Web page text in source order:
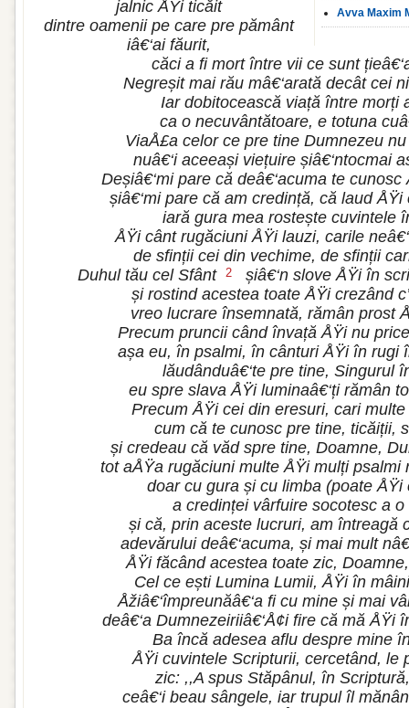
Avva Maxim
jalnic ÅŸi ticăit
dintre oamenii pe care pre pământ
iâ€‘ai făurit,
căci a fi mort între vii ce sunt
Negreșit mai rău mâ€‘arată decât cei
Iar dobitocească viață între morți
ca o necuvântătoare, e totuna
ViaÅ£a celor ce pre tine Dumnezeu
nuâ€‘i aceeași viețuire șiâ€‘ntocmai
Deșiâ€‘mi pare că deâ€‘acuma te
șiâ€‘mi pare că am credință, că laud
iară gura mea rostește cuvintele
ÅŸi cânt rugăciuni ÅŸi lauzi, carile
de sfinții cei din vechime, de sfinții
Duhul tău cel Sfânt
2
șiâ€‘n slove ÅŸi în
și rostind acestea toate ÅŸi crezând
vreo lucrare însemnată, rămân prost
Precum pruncii când învață ÅŸi nu
așa eu, în psalmi, în cânturi ÅŸi în rugi
lăudânduâ€‘te pre tine, Singurul
eu spre slava ÅŸi luminaâ€‘ți rămân
Precum ÅŸi cei din eresuri, cari
cum că te cunosc pre tine, ticăiții,
și credeau că văd spre tine, Doamne,
tot aÅŸa rugăciuni multe ÅŸi mulți psalmi
doar cu gura și cu limba (poate ÅŸi
a credinței vârfuire socotesc a o
și că, prin aceste lucruri, am întreagă
adevărului deâ€‘acuma, și mai mult
ÅŸi făcând acestea toate zic,
Cel ce ești Lumina Lumii, ÅŸi în
Åžiâ€‘împreunăâ€‘a fi cu mine și mai
deâ€‘a Dumnezeiriiâ€‘Å¢i fire că mă ÅŸi
Ba încă adesea aflu despre mine
ÅŸi cuvintele Scripturii, cercetând, le
zic: ,,A spus Stăpânul, în
ceâ€‘i beau sângele, iar trupul îl